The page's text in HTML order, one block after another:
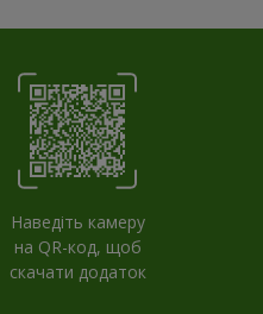
Наведіть камеру
на QR-код, щоб
скачати додаток